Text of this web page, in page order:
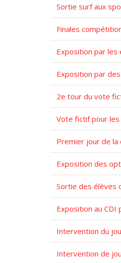
Sortie surf aux
Finales
Exposition par
Exposition par
2e tour du vote
Vote fictif pour
Premier jour de la
Exposition des
Sortie des élèves
Exposition au
Intervention du
Intervention de